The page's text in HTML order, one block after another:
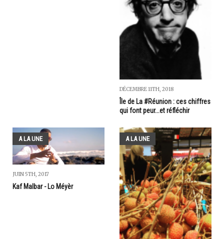
DÉCEMBRE 11TH, 2018
Île de La #Réunion : ces chiffres
qui font peur...et réfléchir
A LA UNE
JUIN 5TH, 2017
Kaf Malbar - Lo Méyèr
A LA UNE